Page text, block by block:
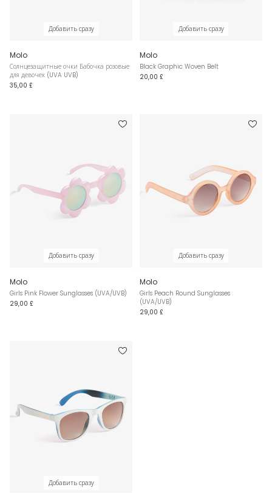
Добавить сразу
Molo
Солнцезащитные очки Бабочка розовые
для девочек (UVA UVB)
35,00 £
Добавить сразу
Molo
Black Graphic Woven Belt
20,00 £
Добавить сразу
Molo
Girls Pink Flower Sunglasses (UVA/UVB)
29,00 £
Добавить сразу
Molo
Girls Peach Round Sunglasses
(UVA/UVB)
29,00 £
Добавить сразу